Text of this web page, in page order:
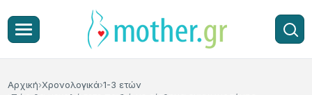
Αρχική Χρονολογικά 1-3 ετών